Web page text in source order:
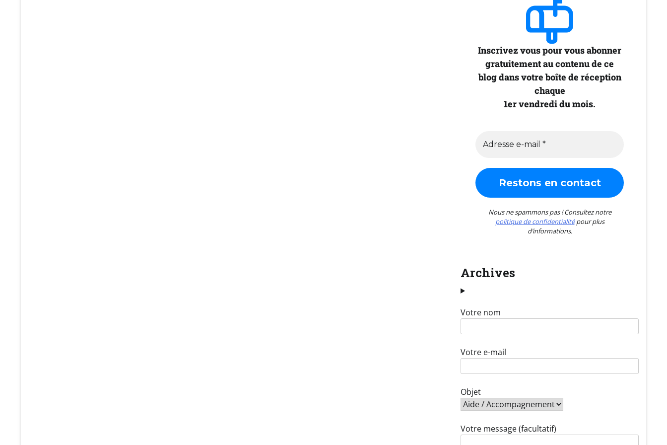
Inscrivez vous pour vous abonner
gratuitement au contenu de ce
blog dans votre boîte de réception
chaque
1er vendredi du mois.
Nous ne spammons pas ! Consultez notre
politique de confidentialitépour plus
d’informations.
Archives
Votre nom
Votre e-mail
Objet
Votre message (facultatif)